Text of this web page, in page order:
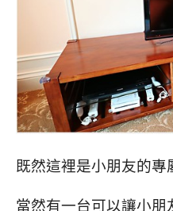
既然這裡是小朋友的專
當然有一台可以讓小朋